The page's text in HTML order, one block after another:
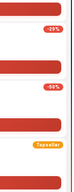
-29%
-50%
Topseller